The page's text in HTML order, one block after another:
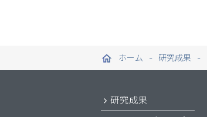
ホーム 研究成果
研究成果